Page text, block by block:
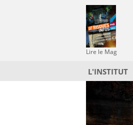
Lire le Mag
L'INSTITUT